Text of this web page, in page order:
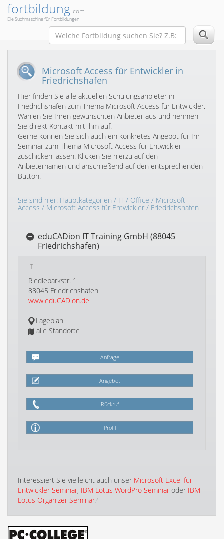
fortbildung.com
Die Suchmaschine für Fortbildungen
Microsoft Access für Entwickler in
Friedrichshafen
Hier finden Sie alle aktuellen Schulungsanbieter in
Friedrichshafen zum Thema Microsoft Access für Entwickler.
Wählen Sie Ihren gewünschten Anbieter aus und nehmen
Sie direkt Kontakt mit ihm auf.
Gerne können Sie sich auch ein konkretes Angebot für Ihr
Seminar zum Thema Microsoft Access für Entwickler
zuschicken lassen. Klicken Sie hierzu auf den
Anbieternamen und anschließend auf den entsprechenden
Button.
Sie sind hier: Hauptkategorien / IT/ Office / Microsoft
Access / Microsoft Access für Entwickler / Friedrichshafen
eduCADion IT Training GmbH (88045
Friedrichshafen)
IT
Riedleparkstr. 1
88045 Friedrichshafen
www.eduCADion.de
Lageplan
alle Standorte
Anfrage
Angebot
Rückruf
Profil
Interessiert Sie vielleicht auch unser Microsoft Excel für
Entwickler Seminar, IBM Lotus WordPro Seminar oder IBM
Lotus Organizer Seminar?